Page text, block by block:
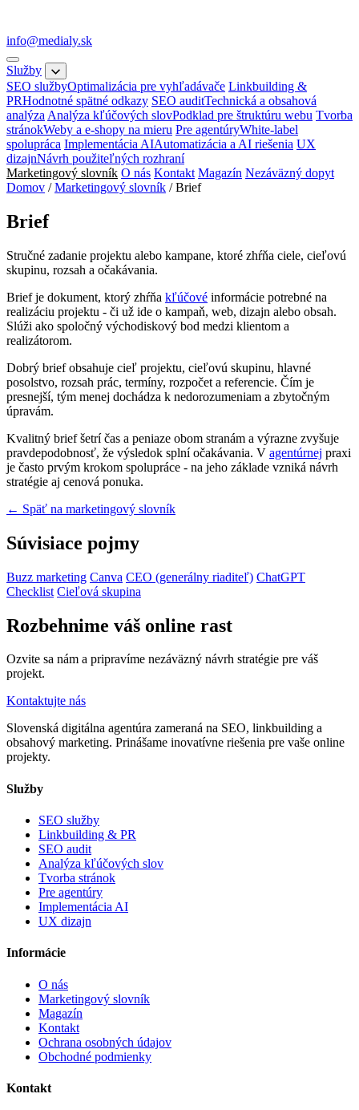
info@medialy.sk
Služby
SEO službyOptimalizácia pre vyhľadávače Linkbuilding &
PRHodnotné spätné odkazy SEO auditTechnická a obsahová
analýza Analýza kľúčových slovPodklad pre štruktúru webu Tvorba
stránokWeby a e-shopy na mieru Pre agentúryWhite-label
spolupráca Implementácia AIAutomatizácia a AI riešenia UX
dizajnNávrh použiteľných rozhraní
Marketingový slovník O nás Kontakt Magazín Nezáväzný dopyt
Domov / Marketingový slovník /Brief
Brief
Stručné zadanie projektu alebo kampane, ktoré zhŕňa ciele, cieľovú
skupinu, rozsah a očakávania.
Brief je dokument, ktorý zhŕňa kľúčové informácie potrebné na
realizáciu projektu - či už ide o kampaň, web, dizajn alebo obsah.
Slúži ako spoločný východiskový bod medzi klientom a
realizátorom.
Dobrý brief obsahuje cieľ projektu, cieľovú skupinu, hlavné
posolstvo, rozsah prác, termíny, rozpočet a referencie. Čím je
presnejší, tým menej dochádza k nedorozumeniam a zbytočným
úpravám.
Kvalitný brief šetrí čas a peniaze obom stranám a výrazne zvyšuje
pravdepodobnosť, že výsledok splní očakávania. V agentúrnej praxi
je často prvým krokom spolupráce - na jeho základe vzniká návrh
stratégie aj cenová ponuka.
← Späť na marketingový slovník
Súvisiace pojmy
Buzz marketing Canva CEO (generálny riaditeľ) ChatGPT
Checklist Cieľová skupina
Rozbehnime váš online rast
Ozvite sa nám a pripravíme nezáväzný návrh stratégie pre váš
projekt.
Kontaktujte nás
Slovenská digitálna agentúra zameraná na SEO, linkbuilding a
obsahový marketing. Prinášame inovatívne riešenia pre vaše online
projekty.
Služby
SEO služby
Linkbuilding & PR
SEO audit
Analýza kľúčových slov
Tvorba stránok
Pre agentúry
Implementácia AI
UX dizajn
Informácie
O nás
Marketingový slovník
Magazín
Kontakt
Ochrana osobných údajov
Obchodné podmienky
Kontakt